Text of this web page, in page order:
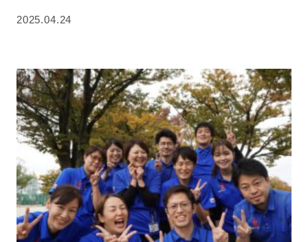
2025.04.24